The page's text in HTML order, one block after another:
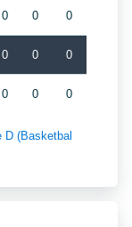
0 0 0
0 0 0
0 0 0
D (Basketbal